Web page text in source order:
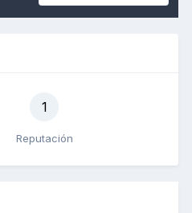
1
Reputación